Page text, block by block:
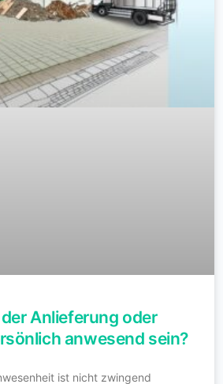
Anlieferung oder
anwesend sein?
ist nicht zwingend